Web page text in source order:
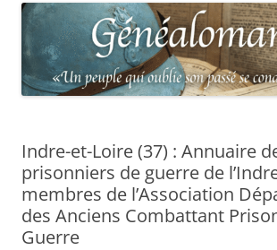
Indre-et-Loire (37) : Annuaire
prisonniers de guerre de
membres de l’Association
des Anciens Combattant
Guerre